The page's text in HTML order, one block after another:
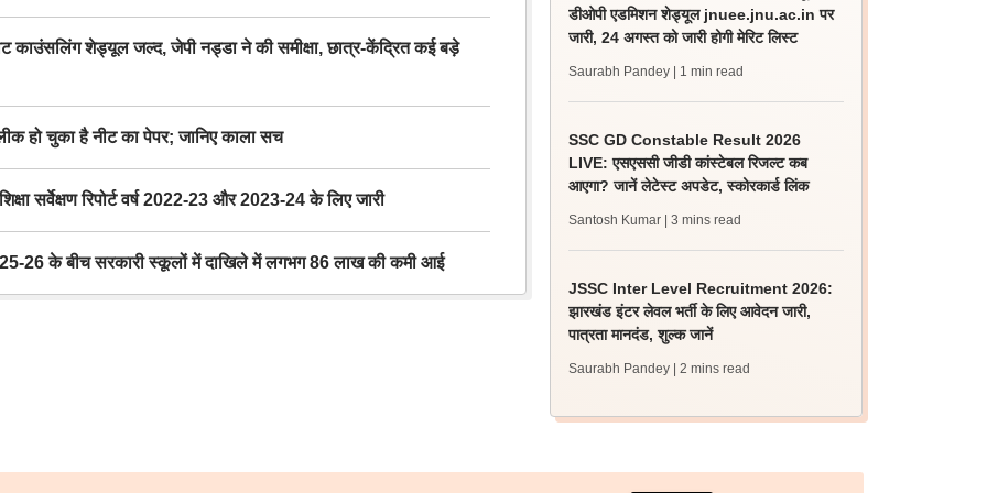
शेड्यूल जल्द, जेपी नड्डा ने की समीक्षा, छात्र-केंद्रित कई बड़े
हो चुका है नीट का पेपर; जानिए काला सच
सर्वेक्षण रिपोर्ट वर्ष 2022-23 और 2023-24 के लिए जारी
26 के बीच सरकारी स्कूलों में दाखिले में लगभग 86 लाख की कमी आई
डीओपी एडमिशन शेड्यूल jnuee.jnu.ac.in पर
जारी, 24 अगस्त को जारी होगी मेरिट लिस्ट
Saurabh Pandey | 1 min read
SSC GD Constable Result 2026
LIVE: एसएससी जीडी कांस्टेबल रिजल्ट कब
आएगा? जानें लेटेस्ट अपडेट, स्कोरकार्ड लिंक
Santosh Kumar | 3 mins read
JSSC Inter Level Recruitment 2026:
झारखंड इंटर लेवल भर्ती के लिए आवेदन जारी,
पात्रता मानदंड, शुल्क जानें
Saurabh Pandey | 2 mins read